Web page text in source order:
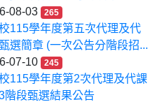
08-03
265
115學年度第五次代理及代
選簡章 (一次公告分階段招...
07-10
245
115學年度第2次代理及代課
階段甄選結果公告